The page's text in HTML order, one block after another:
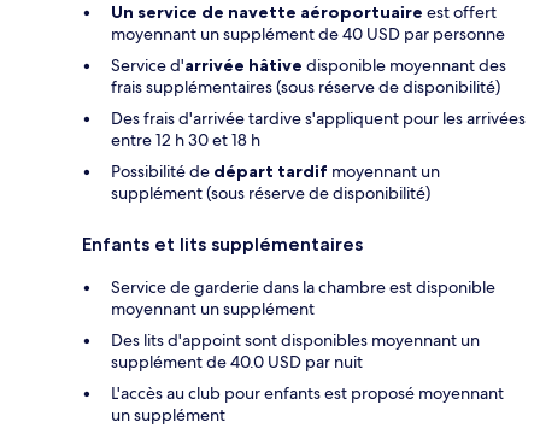
Un service de navette aéroportuaire est offert
moyennant un supplément de 40 USD par personne
Service d'arrivée hâtive disponible moyennant des
frais supplémentaires (sous réserve de disponibilité)
Des frais d'arrivée tardive s'appliquent pour les arrivées
entre 12 h 30 et 18 h
Possibilité de départ tardif moyennant un
supplément (sous réserve de disponibilité)
Enfants et lits supplémentaires
Service de garderie dans la chambre est disponible
moyennant un supplément
Des lits d'appoint sont disponibles moyennant un
supplément de 40.0 USD par nuit
L'accès au club pour enfants est proposé moyennant
un supplément